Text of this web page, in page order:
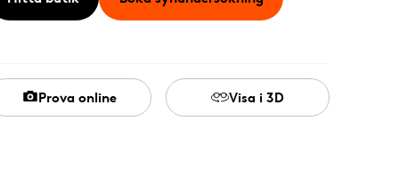
Prova online Visa i 3D